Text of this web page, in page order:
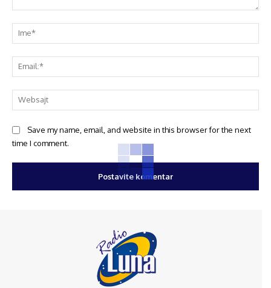
Save my name, email, and website in this browser for the next
time I comment.